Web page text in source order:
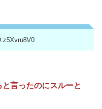
言ったのにスルーと